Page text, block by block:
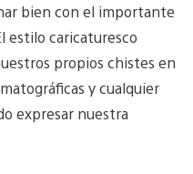
bien con el importante
estilo caricaturesco
propios chistes en
y cualquier
expresar nuestra